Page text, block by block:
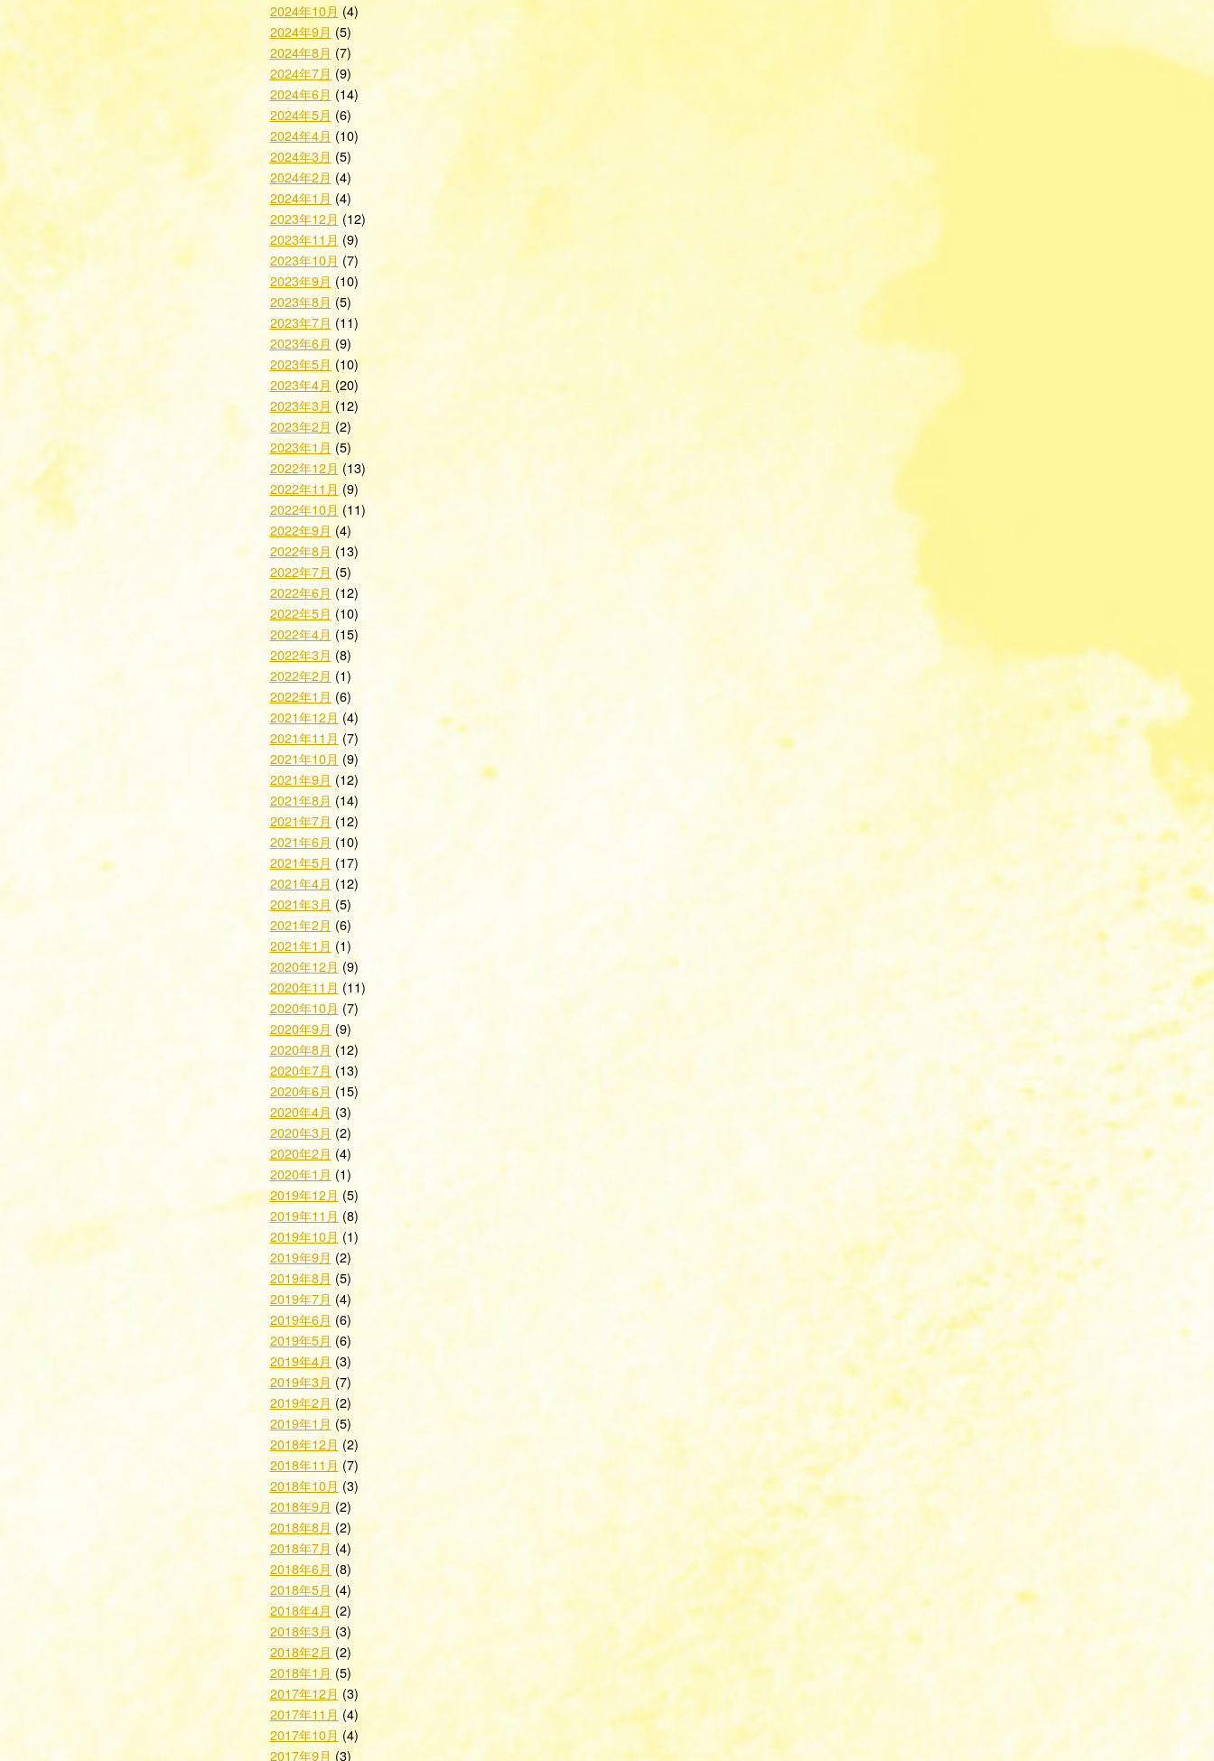
2024年10月 (4)
2024年9月 (5)
2024年8月 (7)
2024年7月 (9)
2024年6月 (14)
2024年5月 (6)
2024年4月 (10)
2024年3月 (5)
2024年2月 (4)
2024年1月 (4)
2023年12月 (12)
2023年11月 (9)
2023年10月 (7)
2023年9月 (10)
2023年8月 (5)
2023年7月 (11)
2023年6月 (9)
2023年5月 (10)
2023年4月 (20)
2023年3月 (12)
2023年2月 (2)
2023年1月 (5)
2022年12月 (13)
2022年11月 (9)
2022年10月 (11)
2022年9月 (4)
2022年8月 (13)
2022年7月 (5)
2022年6月 (12)
2022年5月 (10)
2022年4月 (15)
2022年3月 (8)
2022年2月 (1)
2022年1月 (6)
2021年12月 (4)
2021年11月 (7)
2021年10月 (9)
2021年9月 (12)
2021年8月 (14)
2021年7月 (12)
2021年6月 (10)
2021年5月 (17)
2021年4月 (12)
2021年3月 (5)
2021年2月 (6)
2021年1月 (1)
2020年12月 (9)
2020年11月 (11)
2020年10月 (7)
2020年9月 (9)
2020年8月 (12)
2020年7月 (13)
2020年6月 (15)
2020年4月 (3)
2020年3月 (2)
2020年2月 (4)
2020年1月 (1)
2019年12月 (5)
2019年11月 (8)
2019年10月 (1)
2019年9月 (2)
2019年8月 (5)
2019年7月 (4)
2019年6月 (6)
2019年5月 (6)
2019年4月 (3)
2019年3月 (7)
2019年2月 (2)
2019年1月 (5)
2018年12月 (2)
2018年11月 (7)
2018年10月 (3)
2018年9月 (2)
2018年8月 (2)
2018年7月 (4)
2018年6月 (8)
2018年5月 (4)
2018年4月 (2)
2018年3月 (3)
2018年2月 (2)
2018年1月 (5)
2017年12月 (3)
2017年11月 (4)
2017年10月 (4)
2017年9月 (3)